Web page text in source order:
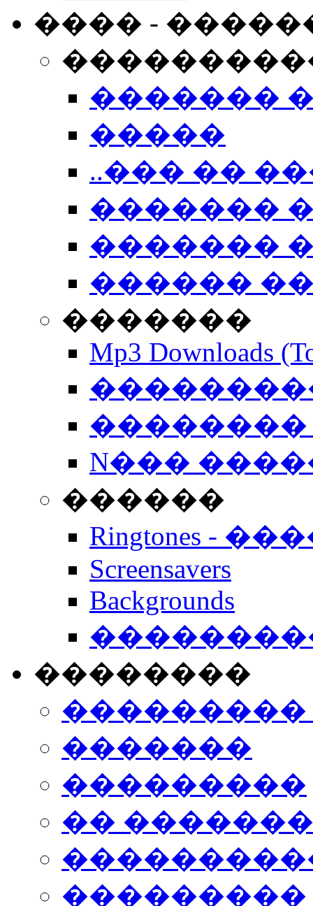
���� -
�������
�����
..��� ��
�������
�������
������
�������
Mp3 Downloads
��������
N���
������
Ringtones -
Screensavers
Backgrounds
��������
���������
�������
���������
��
���������